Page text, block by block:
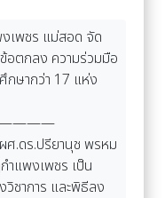
พชร แม่สอด จัด
อตกลง ความร่วมมือ
กษากว่า 17 แห่ง
ศ.ดร.ปรียานุช พรหม
ำแพงเพชร เป็น
วิชาการ และพิธีลง